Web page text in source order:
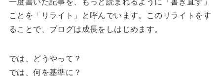
ことを「リライト」と呼んでいます。このリライトをす
ることで、ブログは成長をしはじめます。
では、どうやって？
では、何を基準に？